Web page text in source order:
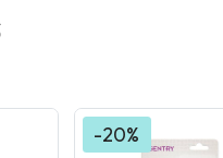
-20%